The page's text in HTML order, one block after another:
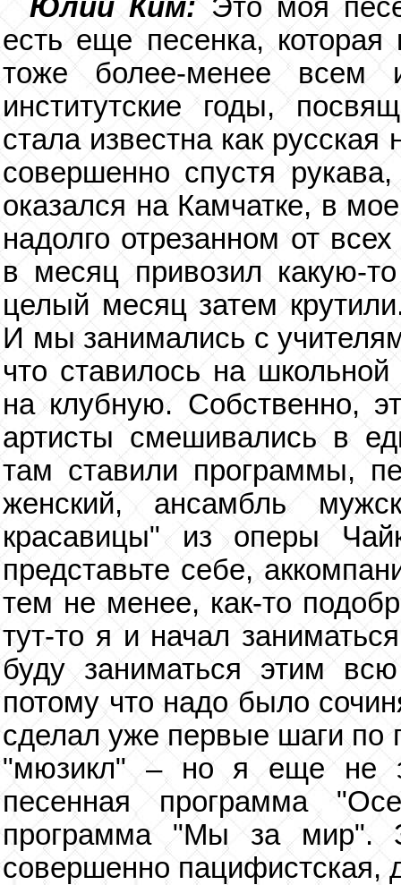
Юлий Ким: Это моя
есть еще песенка,
тоже более-менее всем
институтские годы,
стала известна как
совершенно спустя
оказался на Камчатке, в
надолго отрезанном от
в месяц привозил какую-
целый месяц затем
И мы занимались с
что ставилось на
на клубную. Собственно,
артисты смешивались в
там ставили программы,
женский, ансамбль
красавицы" из оперы
представьте себе,
тем не менее, как-то
тут-то я и начал
буду заниматься этим
потому что надо было
сделал уже первые шаги по
"мюзикл" – но я еще не
песенная программа
программа "Мы за мир".
совершенно пацифистская,